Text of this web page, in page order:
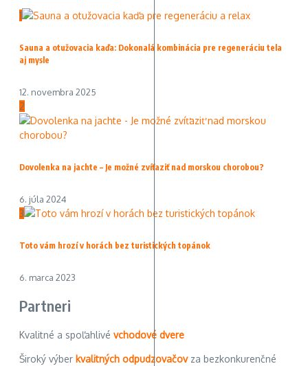
1
Sauna a otužovacia kaďa: Dokonalá kombinácia pre regeneráciu tela
aj mysle
12. novembra 2025
2
Dovolenka na jachte – Je možné zvíťaziť nad morskou chorobou?
6. júla 2024
3
Toto vám hrozí v horách bez turistických topánok
6. marca 2023
Partneri
Kvalitné a spoľahlivé vchodové dvere
Široký výber kvalitných odpudzovačovza bezkonkurenčné